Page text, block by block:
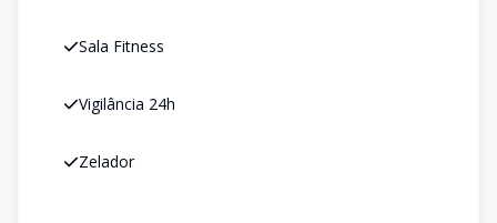
Sala Fitness
Vigilância 24h
Zelador